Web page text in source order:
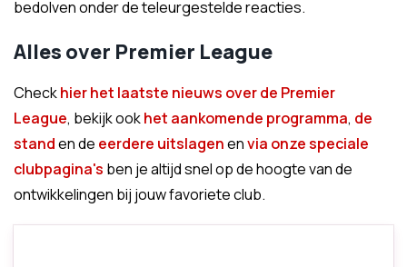
bedolven onder de teleurgestelde reacties.
Alles over Premier League
Checkhier het laatste nieuws over de Premier
League, bekijk ookhet aankomende programma, de
standen de eerdere uitslagenenvia onze speciale
clubpagina's ben je altijd snel op de hoogte van de
ontwikkelingen bij jouw favoriete club.